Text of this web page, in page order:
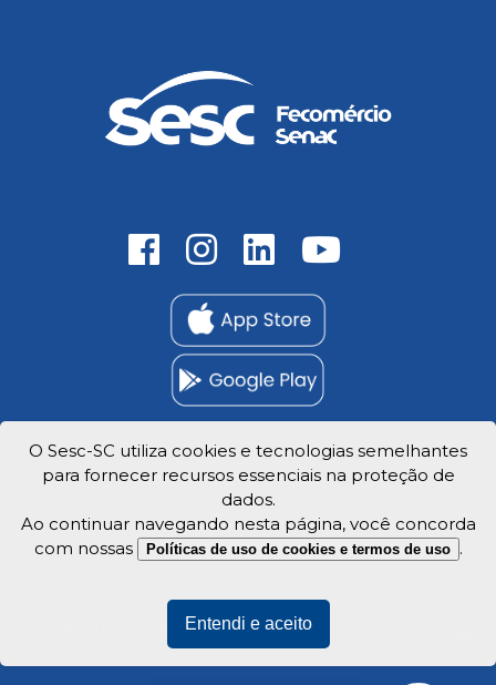
Trabalhe Conosco
Privacidade e dados
Veja o mapa do site
O Sesc-SC utiliza cookies e tecnologias semelhantes
para fornecer recursos essenciais na proteção de
dados.
Ao continuar navegando nesta página, você concorda
com nossas
Políticas de uso de cookies e termos de uso .
Entendi e aceito